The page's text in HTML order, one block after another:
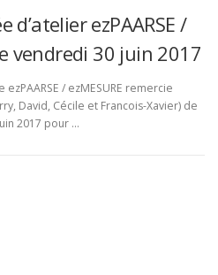
d’atelier ezPAARSE /
vendredi 30 juin 2017
/ ezMESURE remercie
David, Cécile et Francois-Xavier) de
2017 pour …